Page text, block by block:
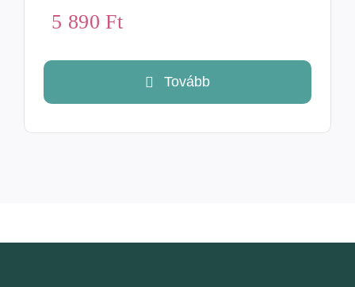
5 890Ft
Tovább